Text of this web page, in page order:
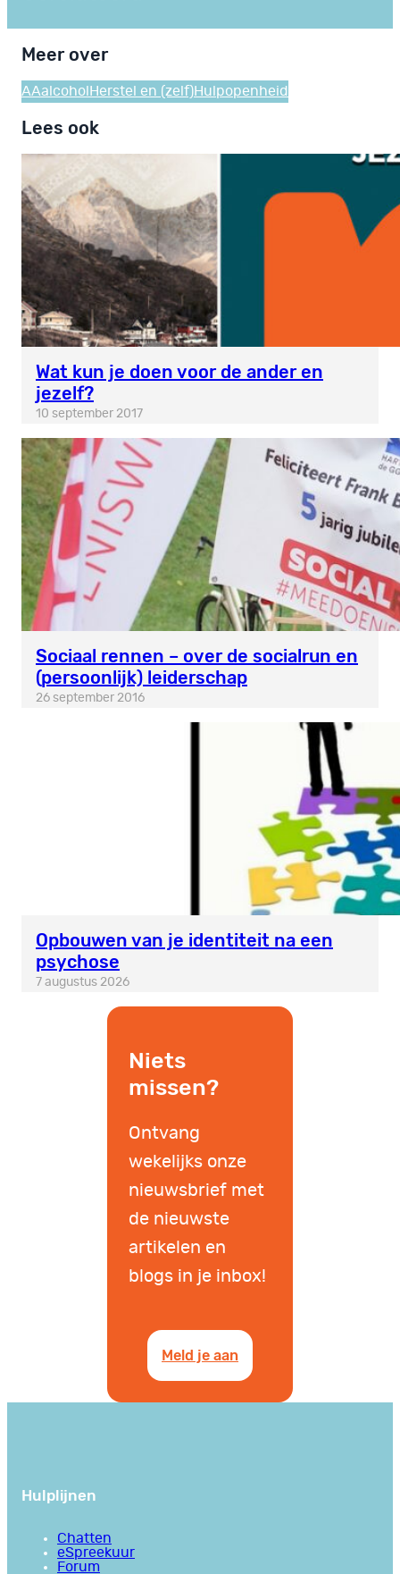
Meer over
AAalcohol Herstel en (zelf)Hulpopenheid
Lees ook
Wat kun je doen voor de ander en
jezelf?
10 september 2017
Sociaal rennen – over de socialrun en
(persoonlijk) leiderschap
26 september 2016
Opbouwen van je identiteit na een
psychose
7 augustus 2026
Niets
missen?
Ontvang
wekelijks onze
nieuwsbrief met
de nieuwste
artikelen en
blogs in je inbox!
Meld je aan
Hulplijnen
Chatten
eSpreekuur
Forum